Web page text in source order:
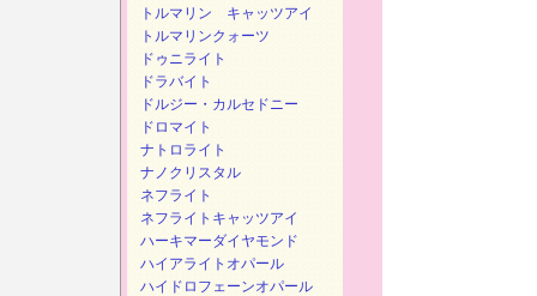
トルマリン キャッツアイ
トルマリンクォーツ
ドゥニライト
ドラバイト
ドルジー・カルセドニー
ドロマイト
ナトロライト
ナノクリスタル
ネフライト
ネフライトキャッツアイ
ハーキマーダイヤモンド
ハイアライトオパール
ハイドロフェーンオパール